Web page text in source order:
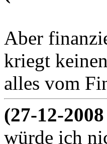
Aber
kriegt
alles vom
(27-12-
würde ich